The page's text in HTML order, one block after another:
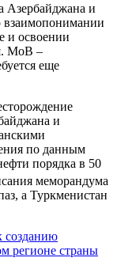
Азербайджана и
взаимопонимании
и освоении
МоВ –
еще
и
по данным
порядка в 50
меморандума
а Туркменистан
созданию
регионе страны